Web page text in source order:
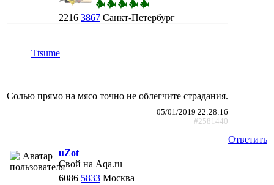
2216 3867 Санкт-Петербург
Ttsume
Солью прямо на мясо точно не облегчите страдания.
05/01/2019 22:28:16
#2581440
Ответить
uZot
Свой на Aqa.ru
6086 5833 Москва